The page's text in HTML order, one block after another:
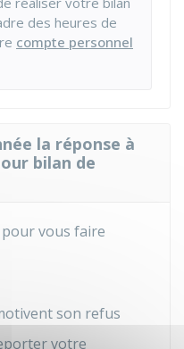
des heures de
compte personnel
la réponse à
bilan de
pour vous faire
son refus
votre